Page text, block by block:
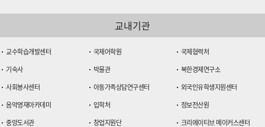
교내기관
교수학습개발센터 국제어학원
국제협력처
기숙사
박물관
북한경제연구소
사회봉사센터
아동가족상담연구센터
외국인유학생지원센터
음악영재아카데미
입학처
정보전산원
중앙도서관
창업지원단
크리에이티브 메이커스센터